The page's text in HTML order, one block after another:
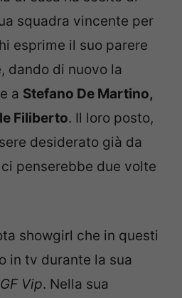
squadra vincente per
esprime il suo parere
dando di nuovo la
a Stefano De Martino,
Filiberto. Il loro posto,
desiderato già da
penserebbe due volte
showgirl che in questi
in tv durante la sua
GF Vip. Nella sua